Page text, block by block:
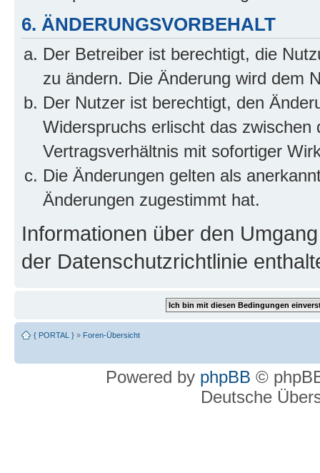
6. ÄNDERUNGSVORBEHALT
Der Betreiber ist berechtigt, die
zu ändern. Die Änderung wird dem
Der Nutzer ist berechtigt, den
Widerspruchs erlischt das
Vertragsverhältnis mit sofortiger
Die Änderungen gelten als
Änderungen zugestimmt hat.
Informationen über den
der Datenschutzrichtlinie
{ PORTAL } » Foren-Übersicht
Powered by phpBB ©
Deutsche